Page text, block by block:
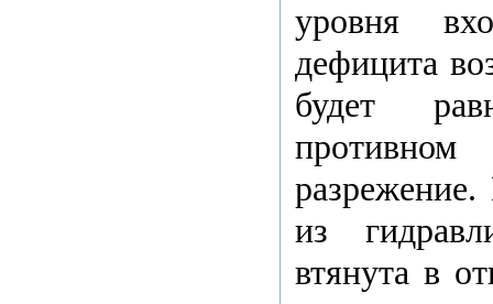
уровня
дефицита
будет
из
втянута в